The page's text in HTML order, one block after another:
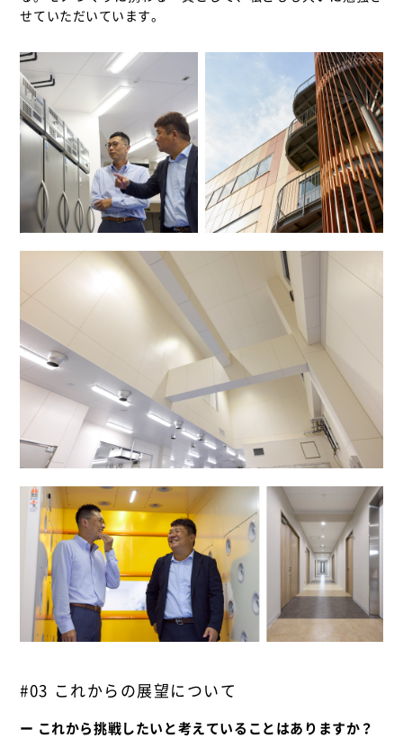
せていただいています。
#03 これからの展望について
ー これから挑戦したいと考えていることはありますか？